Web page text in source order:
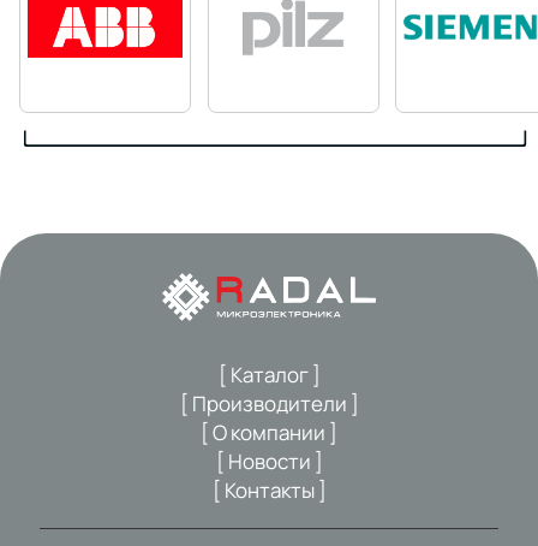
[ Каталог ]
[ Производители ]
[ О компании ]
[ Новости ]
[ Контакты ]